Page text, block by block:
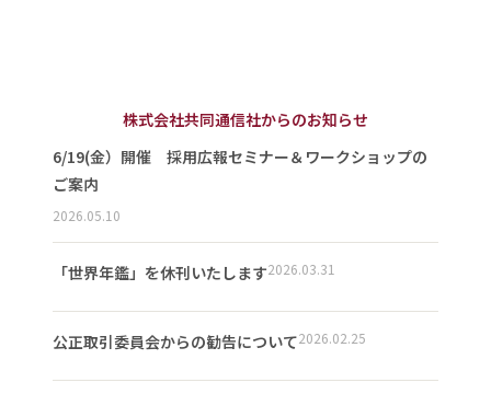
株式会社共同通信社からのお知らせ
6/19(金）開催 採用広報セミナー＆ワークショップの
ご案内
2026.05.10
「世界年鑑」を休刊いたします2026.03.31
公正取引委員会からの勧告について2026.02.25